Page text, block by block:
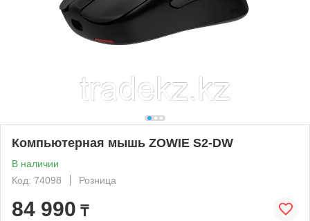
Компьютерная мышь ZOWIE S2-DW
В наличии
Код: 74098
Розница
84 990 ₸